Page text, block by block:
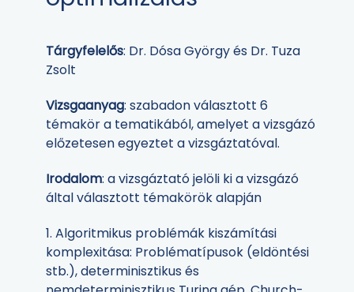
Tárgyfelelős: Dr. Dósa György és Dr. Tuza
Zsolt
Vizsgaanyag: szabadon választott 6
témakör a tematikából, amelyet a vizsgázó
előzetesen egyeztet a vizsgáztatóval.
Irodalom: a vizsgáztató jelöli ki a vizsgázó
által választott témakörök alapján
1. Algoritmikus problémák kiszámítási
komplexitása: Problématípusok (eldöntési
stb.), determinisztikus és